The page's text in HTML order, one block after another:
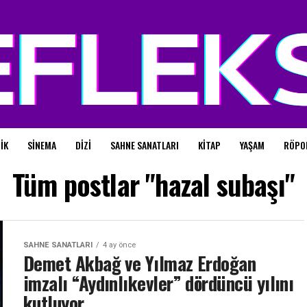
SINEMA DIZI SAHNE SANATLARI KITAP YAŞAM
Tüm postlar "hazal subaşı"
SAHNE SANATLARI 4 ay önce
Demet Akbağ ve Yılmaz Erdoğan
imzalı “Aydınlıkevler” dördüncü yılını